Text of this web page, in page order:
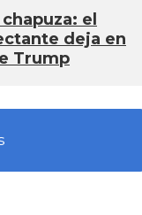
el
deja en
Trump